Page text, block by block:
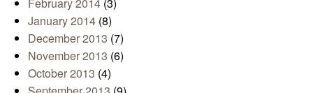
January 2014 (8)
December 2013 (7)
November 2013 (6)
October 2013 (4)